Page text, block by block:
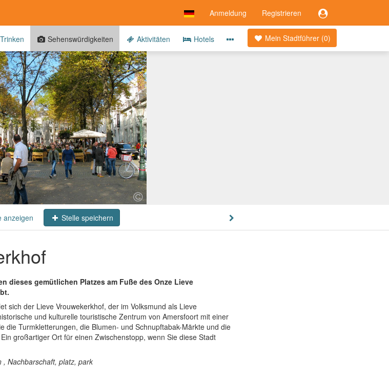
Anmeldung Registrieren
Mein Stadtführer (0)
Sehenswürdigkeiten Aktivitäten Hotels
anzeigen Stelle speichern
dieses gemütlichen Platzes am Fuße des Onze Lieve
sich der Lieve Vrouwekerkhof, der im Volksmund als Lieve
und kulturelle touristische Zentrum von Amersfoort mit einer
die Turmkletterungen, die Blumen- und Schnupftabak-Märkte und die
großartiger Ort für einen Zwischenstopp, wenn Sie diese Stadt
, Nachbarschaft, platz, park